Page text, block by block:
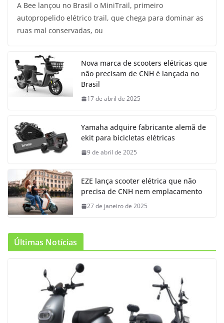
A Bee lançou no Brasil o MiniTrail, primeiro
autopropelido elétrico trail, que chega para dominar as
ruas mal conservadas, ou
Nova marca de scooters elétricas que
não precisam de CNH é lançada no
Brasil
17 de abril de 2025
Yamaha adquire fabricante alemã de
ekit para bicicletas elétricas
9 de abril de 2025
EZE lança scooter elétrica que não
precisa de CNH nem emplacamento
27 de janeiro de 2025
Últimas Notícias